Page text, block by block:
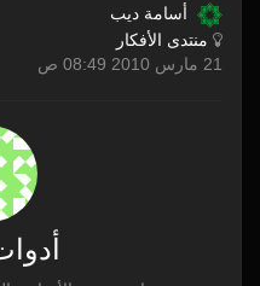
أسامة ديب
منتدى الأفكار
21 مارس 2010 08:49 ص